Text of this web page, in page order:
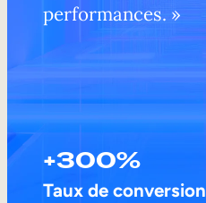
performances. »
+300%
Taux de conversion